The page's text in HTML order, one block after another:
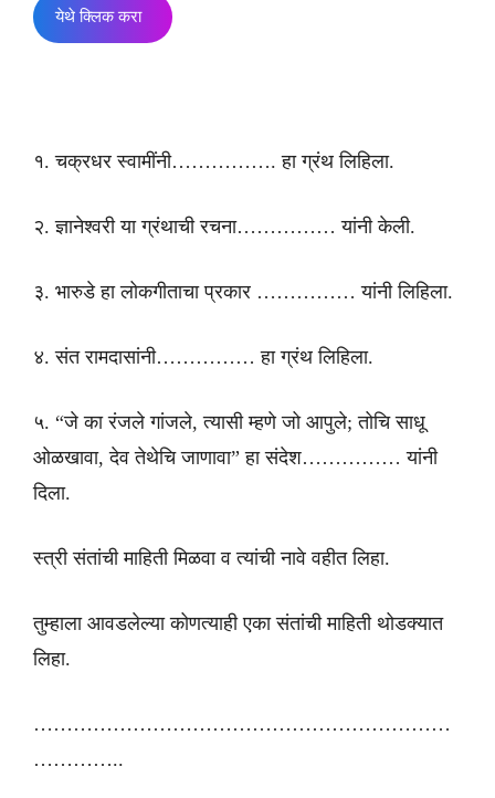
येथे क्लिक करा
१. चक्रधर स्वामींनी……………. हा ग्रंथ लिहिला.
२. ज्ञानेश्वरी या ग्रंथाची रचना…………… यांनी केली.
३. भारुडे हा लोकगीताचा प्रकार …………… यांनी लिहिला.
४. संत रामदासांनी…………… हा ग्रंथ लिहिला.
५. “जे का रंजले गांजले, त्यासी म्हणे जो आपुले; तोचि साधू
ओळखावा, देव तेथेचि जाणावा” हा संदेश…………… यांनी
दिला.
स्त्री संतांची माहिती मिळवा व त्यांची नावे वहीत लिहा.
तुम्हाला आवडलेल्या कोणत्याही एका संतांची माहिती थोडक्यात
लिहा.
………………………………………………………
…………..